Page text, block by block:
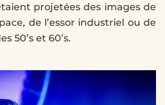
projetées des images de
de l’essor industriel ou de
50’s et 60’s.